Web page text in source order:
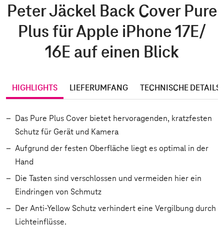
Peter Jäckel Back Cover Pure
Plus für Apple iPhone 17E/
16E auf einen Blick
HIGHLIGHTS LIEFERUMFANG TECHNISCHE DETAILS
Das Pure Plus Cover bietet hervoragenden, kratzfesten
Schutz für Gerät und Kamera
Aufgrund der festen Oberfläche liegt es optimal in der
Hand
Die Tasten sind verschlossen und vermeiden hier ein
Eindringen von Schmutz
Der Anti-Yellow Schutz verhindert eine Vergilbung durch
Lichteinflüsse.